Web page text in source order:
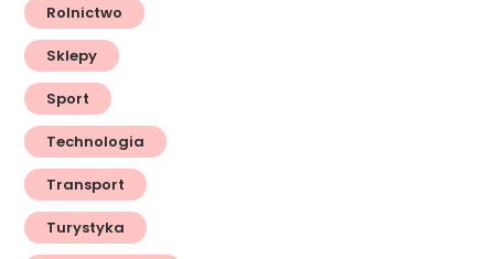
Rolnictwo
Sklepy
Sport
Technologia
Transport
Turystyka